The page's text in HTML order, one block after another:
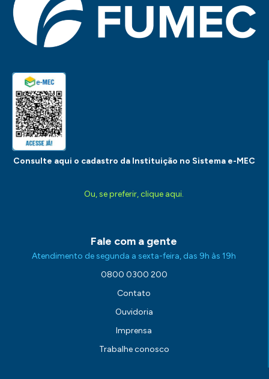
Consulte aqui o cadastro da Instituição no Sistema e-MEC
Ou, se preferir, clique aqui.
Fale com a gente
Atendimento de segunda a sexta-feira, das 9h às 19h
0800 0300 200
Contato
Ouvidoria
Imprensa
Trabalhe conosco